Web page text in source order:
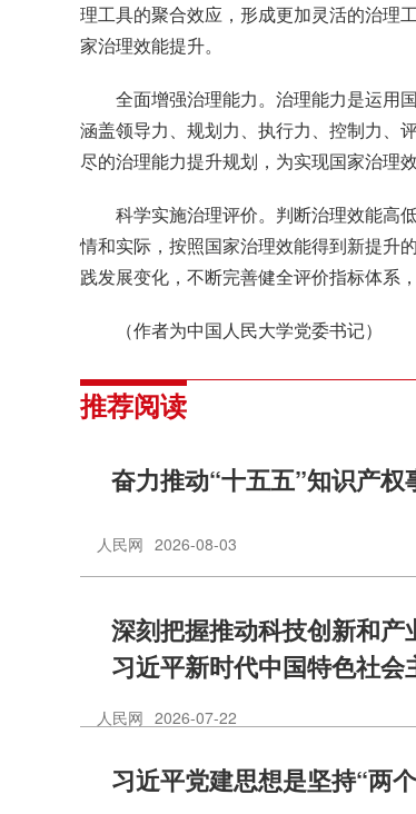
理工具的聚合效应，形成更加灵活的治理
家治理效能提升。
全面增强治理能力。治理能力是运用
涵盖领导力、规划力、执行力、控制力、
尽的治理能力提升规划，为实现国家治理
科学实施治理评价。判断治理效能高
情和实际，按照国家治理效能得到新提升
践发展变化，不断完善健全评价指标体系
（作者为中国人民大学党委书记）
推荐阅读
奋力推动“十五五”知识产
人民网 2026-08-03
深刻把握推动科技创新和
习近平新时代中国特色社会
人民网 2026-07-22
习近平党建思想是坚持“两